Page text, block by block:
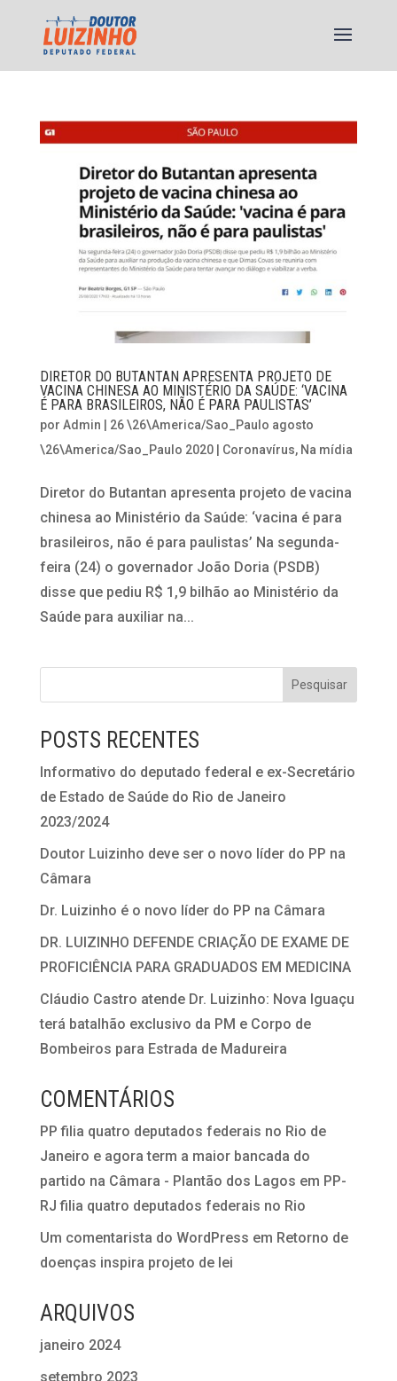
DIRETOR DO BUTANTAN APRESENTA PROJETO DE
VACINA CHINESA AO MINISTÉRIO DA SAÚDE: ‘VACINA
É PARA BRASILEIROS, NÃO É PARA PAULISTAS’
por Admin
26 \26\America/Sao_Paulo agosto
\26\America/Sao_Paulo 2020| Coronavírus, Na mídia
Diretor do Butantan apresenta projeto de vacina
chinesa ao Ministério da Saúde: ‘vacina é para
brasileiros, não é para paulistas’ Na segunda-
feira (24) o governador João Doria (PSDB)
disse que pediu R$ 1,9 bilhão ao Ministério da
Saúde para auxiliar na...
POSTS RECENTES
Informativo do deputado federal e ex-Secretário
de Estado de Saúde do Rio de Janeiro
2023/2024
Doutor Luizinho deve ser o novo líder do PP na
Câmara
Dr. Luizinho é o novo líder do PP na Câmara
DR. LUIZINHO DEFENDE CRIAÇÃO DE EXAME DE
PROFICIÊNCIA PARA GRADUADOS EM MEDICINA
Cláudio Castro atende Dr. Luizinho: Nova Iguaçu
terá batalhão exclusivo da PM e Corpo de
Bombeiros para Estrada de Madureira
COMENTÁRIOS
PP filia quatro deputados federais no Rio de
Janeiro e agora term a maior bancada do
partido na Câmara - Plantão dos Lagos em PP-
RJ filia quatro deputados federais no Rio
Um comentarista do WordPress em Retorno de
doenças inspira projeto de lei
ARQUIVOS
janeiro 2024
setembro 2023